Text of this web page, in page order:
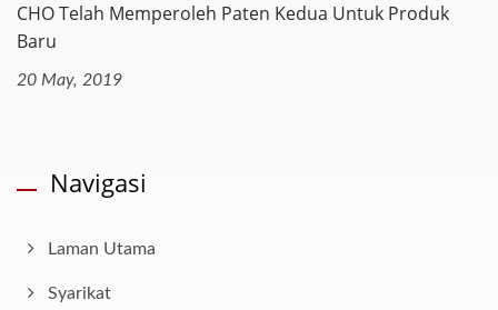
CHO Telah Memperoleh Paten Kedua Untuk Produk
Baru
20 May, 2019
Navigasi
Laman Utama
Syarikat